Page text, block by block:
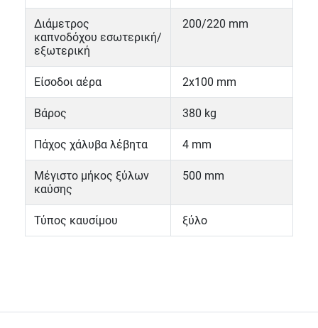
Διάμετρος
καπνοδόχου εσωτερική/
εξωτερική
200/220 mm
Είσοδοι αέρα 2x100 mm
Βάρος 380 kg
Πάχος χάλυβα λέβητα 4 mm
Μέγιστο μήκος ξύλων
καύσης
500 mm
Τύπος καυσίμου ξύλο